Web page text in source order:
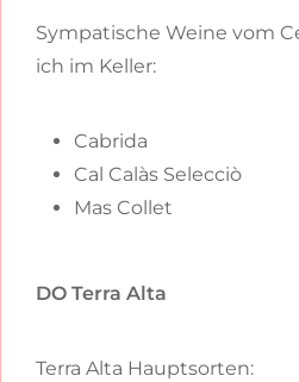
Sympatische Weine vom
ich im Keller:
Cabrida
Cal Calàs Selecciò
Mas Collet
DO Terra Alta
Terra Alta Hauptsorten: